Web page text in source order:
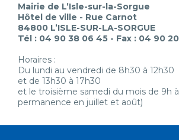
Mairie de L’Isle-sur-la-Sorgue
Hôtel de ville - Rue Carnot
84800 L’ISLE-SUR-LA-SORGUE
Tél : 04 90 38 06 45 - Fax : 04 90
Horaires :
Du lundi au vendredi de 8h30 à 12h30
et de 13h30 à 17h30
et le troisième samedi du mois de 9h à
permanence en juillet et août)